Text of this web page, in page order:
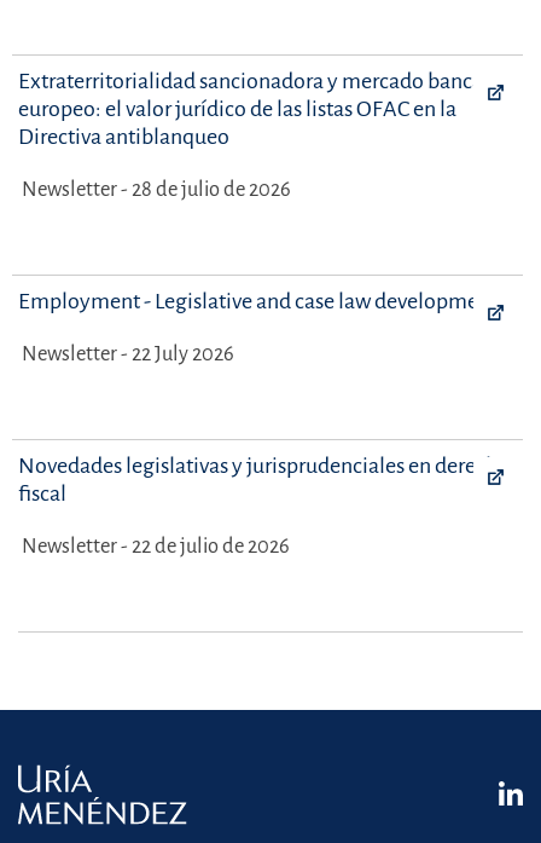
Extraterritorialidad sancionadora y mercado bancario
europeo: el valor jurídico de las listas OFAC en la
Directiva antiblanqueo
Newsletter - 28 de julio de 2026
Employment - Legislative and case law developments
Newsletter - 22 July 2026
Novedades legislativas y jurisprudenciales en derecho
fiscal
Newsletter - 22 de julio de 2026